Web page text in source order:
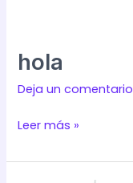
hola
Deja un comentario
hola
Leer más »